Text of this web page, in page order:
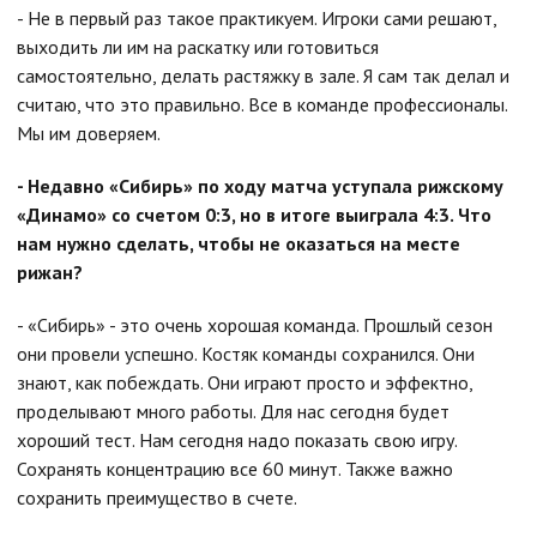
- Не в первый раз такое практикуем. Игроки сами решают,
выходить ли им на раскатку или готовиться
самостоятельно, делать растяжку в зале. Я сам так делал и
считаю, что это правильно. Все в команде профессионалы.
Мы им доверяем.
- Недавно «Сибирь» по ходу матча уступала рижскому
«Динамо» со счетом 0:3, но в итоге выиграла 4:3. Что
нам нужно сделать, чтобы не оказаться на месте
рижан?
- «Сибирь» - это очень хорошая команда. Прошлый сезон
они провели успешно. Костяк команды сохранился. Они
знают, как побеждать. Они играют просто и эффектно,
проделывают много работы. Для нас сегодня будет
хороший тест. Нам сегодня надо показать свою игру.
Сохранять концентрацию все 60 минут. Также важно
сохранить преимущество в счете.